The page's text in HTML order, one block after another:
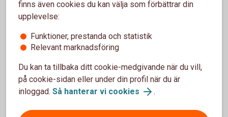
Vad täcker försäkringen?
Om olyckan skulle vara framme - vad täcks?
Vid olycka - vad täcker hemförsäkringen
finns även cookies du kan välja som förbättrar din
upplevelse:
Funktioner, prestanda och statistik
Relevant marknadsföring
Du kan ta tillbaka ditt cookie-medgivande när du vill,
på cookie-sidan eller under din profil när du är
inloggad. Så hanterar vi cookies .